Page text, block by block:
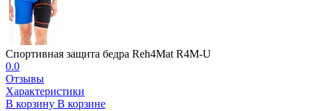
Спортивная защита бедра Reh4Mat R4M-U
0.0
Отзывы
Характеристики
В корзину В корзине